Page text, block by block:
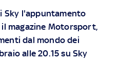
Sky l'appuntamento
magazine Motorsport,
dal mondo dei
alle 20.15 su Sky